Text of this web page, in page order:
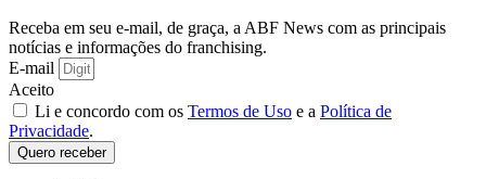
Receba em seu e-mail, de graça, a ABF News com as principais
notícias e informações do franchising.
E-mail
Aceito
Li e concordo com os Termos de Uso e a Política de
Privacidade.
Quero receber